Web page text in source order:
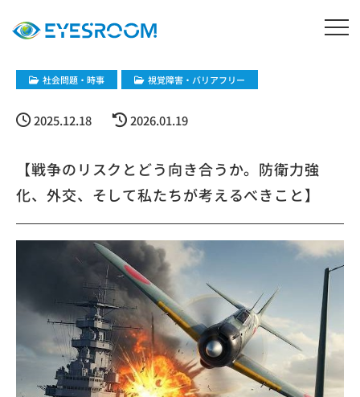
社会問題・時事 視覚障害・バリアフリー
2025.12.18 2026.01.19
【戦争のリスクとどう向き合うか。防衛力強
化、外交、そして私たちが考えるべきこと】